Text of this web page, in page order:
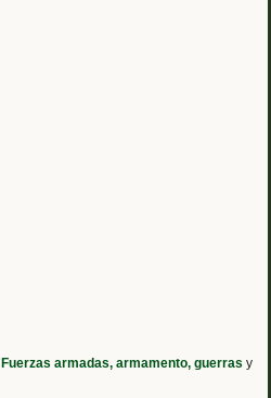
Fuerzas armadas, armamento, guerras y